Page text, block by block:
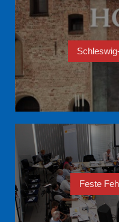
Feste